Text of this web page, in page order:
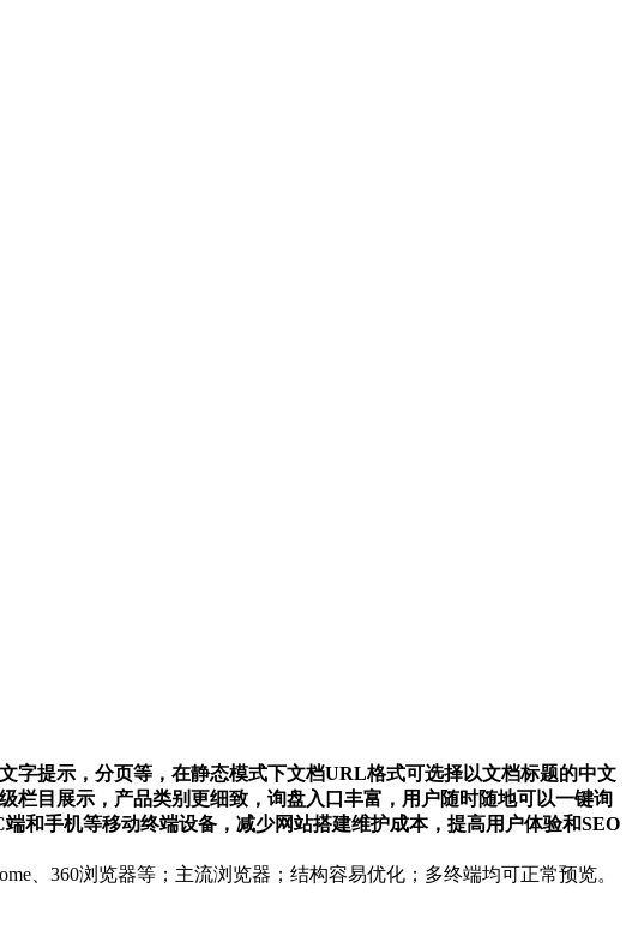
字提示，分页等，在静态模式下文档URL格式可选择以文档标题的中文
栏目展示，产品类别更细致，询盘入口丰富，用户随时随地可以一键询
和手机等移动终端设备，减少网站搭建维护成本，提高用户体验和SEO
、360浏览器等；主流浏览器；结构容易优化；多终端均可正常预览。